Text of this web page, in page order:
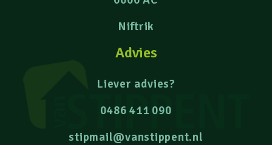
Niftrik
Advies
Liever advies?
0486 411 090
stipmail@vanstippent.nl